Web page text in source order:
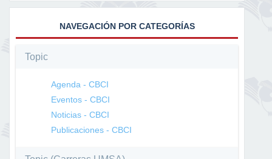
NAVEGACIÓN POR CATEGORÍAS
Topic
Agenda - CBCI
Eventos - CBCI
Noticias - CBCI
Publicaciones - CBCI